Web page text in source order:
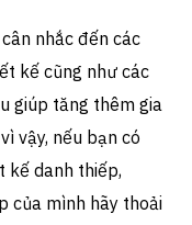
nhắc đến các
kế cũng như các
giúp tăng thêm gia
vậy, nếu bạn có
kế danh thiếp,
của mình hãy thoải